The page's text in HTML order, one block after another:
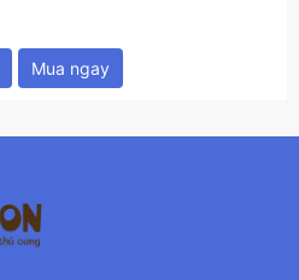
Mua ngay